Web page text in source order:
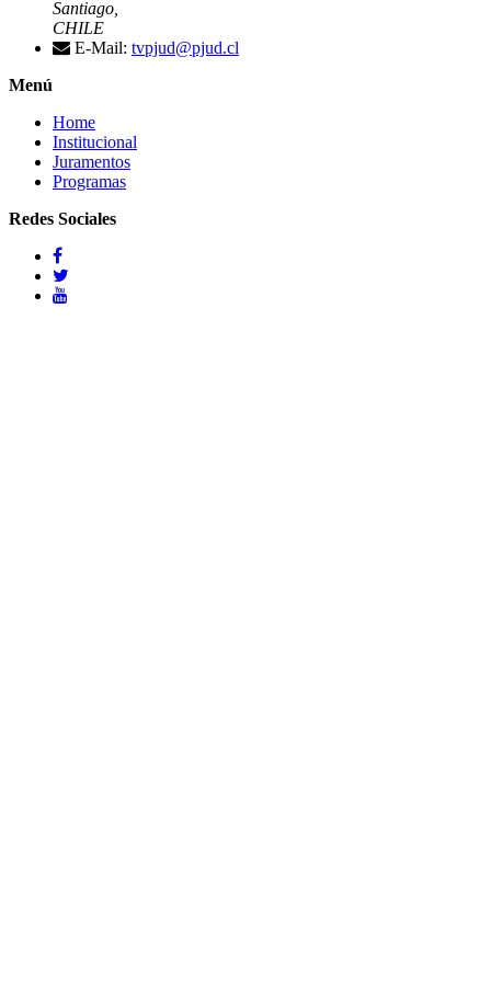
Santiago,
CHILE
E-Mail: tvpjud@pjud.cl
Menú
Home
Institucional
Juramentos
Programas
Redes Sociales